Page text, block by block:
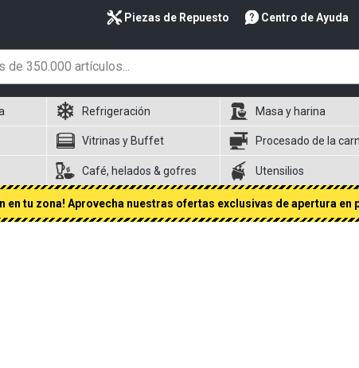
Piezas de Repuesto Centro de Ayuda
Refrigeración Masa y harina
Vitrinas y Buffet Procesado de la
Café, helados & gofres Utensilios
en tu zona! Aprovecha nuestras ofertas exclusivas de apertura